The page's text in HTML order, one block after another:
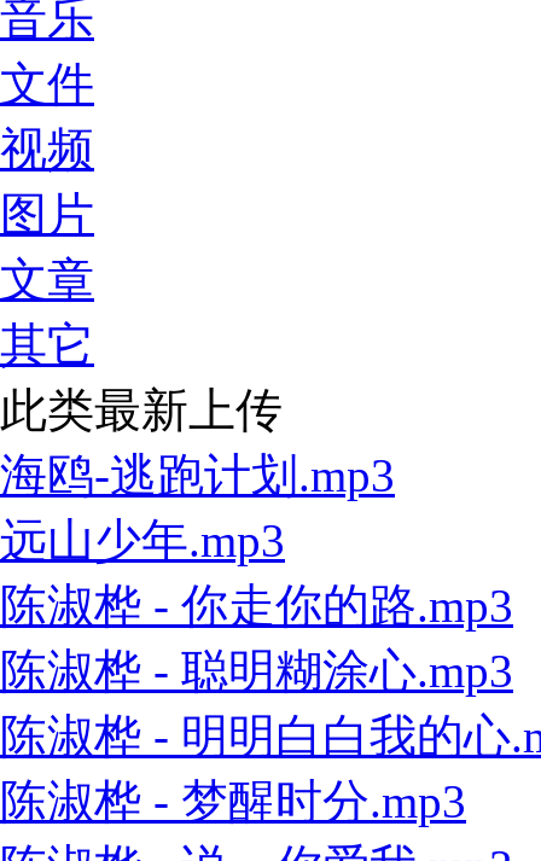
音乐
文件
视频
图片
文章
其它
此类最新上传
海鸥-逃跑计划.mp3
远山少年.mp3
陈淑桦 - 你走你的路.mp3
陈淑桦 - 聪明糊涂心.mp3
陈淑桦 - 明明白白我的心
陈淑桦 - 梦醒时分.mp3